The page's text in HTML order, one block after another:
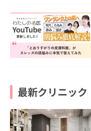
最新クリニック